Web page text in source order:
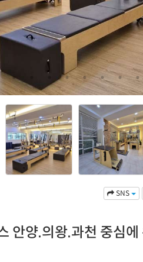
SNS
안양.의왕.과천 중심에